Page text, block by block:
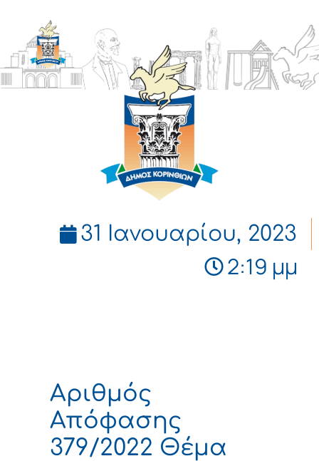
ΔΗΜΟΣ
ΚΟΡΙΝΘΙΩΝ
31 Ιανουαρίου, 2023
2:19 μμ
Αριθμός
Απόφασης
379/2022 Θέμα